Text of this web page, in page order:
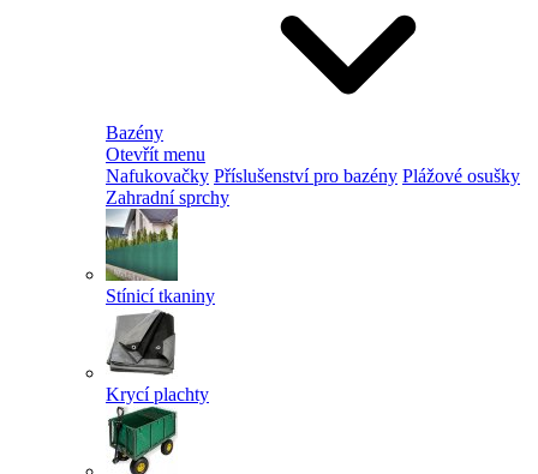
Bazény
Otevřít menu
Nafukovačky Příslušenství pro bazény Plážové osušky
Zahradní sprchy
Stínicí tkaniny
Krycí plachty